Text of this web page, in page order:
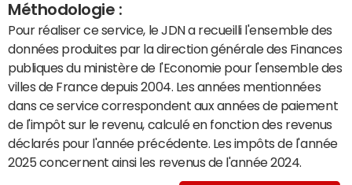
Méthodologie :
Pour réaliser ce service, le JDN a recueilli l'ensemble des
données produites par la direction générale des Finances
publiques du ministère de l'Economie pour l'ensemble des
villes de France depuis 2004. Les années mentionnées
dans ce service correspondent aux années de paiement
de l'impôt sur le revenu, calculé en fonction des revenus
déclarés pour l'année précédente. Les impôts de l'année
2025 concernent ainsi les revenus de l'année 2024.